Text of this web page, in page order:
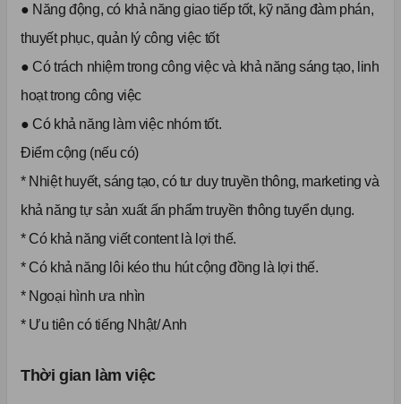
● Năng động, có khả năng giao tiếp tốt, kỹ năng đàm phán,
thuyết phục, quản lý công việc tốt
● Có trách nhiệm trong công việc và khả năng sáng tạo, linh
hoạt trong công việc
● Có khả năng làm việc nhóm tốt.
Điểm cộng (nếu có)
* Nhiệt huyết, sáng tạo, có tư duy truyền thông, marketing và
khả năng tự sản xuất ấn phẩm truyền thông tuyển dụng.
* Có khả năng viết content là lợi thế.
* Có khả năng lôi kéo thu hút cộng đồng là lợi thế.
* Ngoại hình ưa nhìn
* Ưu tiên có tiếng Nhật/ Anh
Thời gian làm việc